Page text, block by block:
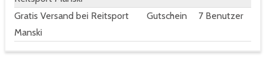
Gratis Versand bei Reitsport
Manski
Gutschein 7 Benutzer